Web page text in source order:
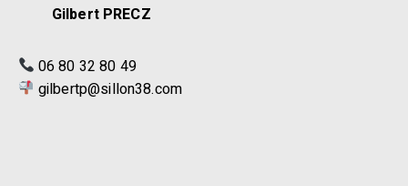
Gilbert PRECZ
06 80 32 80 49
gilbertp@sillon38.com